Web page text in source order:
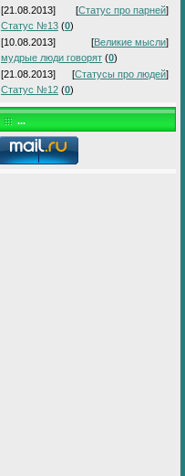
[21.08.2013]
[Статус про парней]
Статус №13 (0)
[10.08.2013]
[Великие мысли]
мудрые люди говорят (0)
[21.08.2013]
[Статусы про людей]
Статус №12 (0)
...